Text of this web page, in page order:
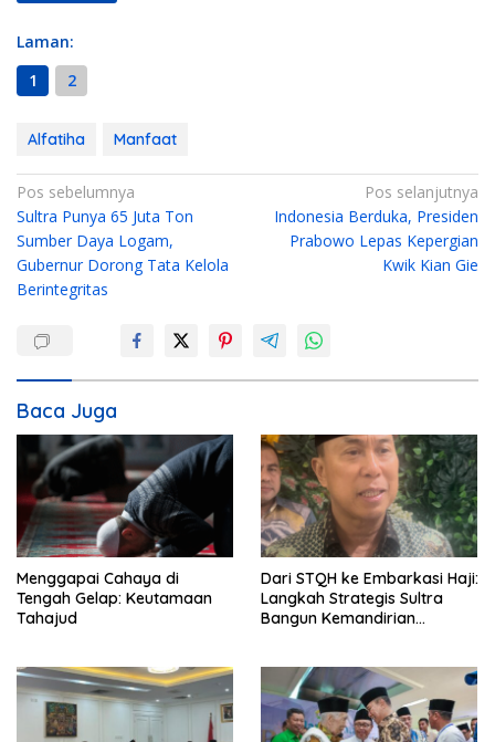
Laman:
1
2
Alfatiha Manfaat
N
a
v
i
s
i
p
o
s
Pos sebelumnya
Sultra Punya 65 Juta Ton
Sumber Daya Logam,
Gubernur Dorong Tata Kelola
Berintegritas
Pos selanjutnya
Indonesia Berduka, Presiden
Prabowo Lepas Kepergian
Kwik Kian Gie
Baca Juga
Menggapai Cahaya di
Tengah Gelap: Keutamaan
Tahajud
Dari STQH ke Embarkasi Haji:
Langkah Strategis Sultra
Bangun Kemandirian